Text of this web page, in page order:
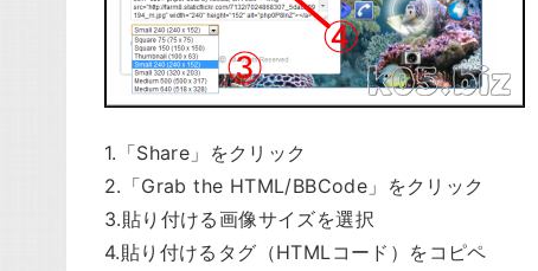
1.「Share」をクリック
2.「Grab the HTML/BBCode」をクリック
3.貼り付ける画像サイズを選択
4.貼り付けるタグ（HTMLコード）をコピペ